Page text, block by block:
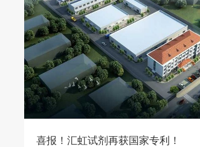
喜报！汇虹试剂再获国家专利！